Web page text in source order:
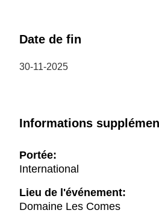
Date de fin
30-11-2025
Informations
Portée:
International
Lieu de l'événement:
Domaine Les Comes